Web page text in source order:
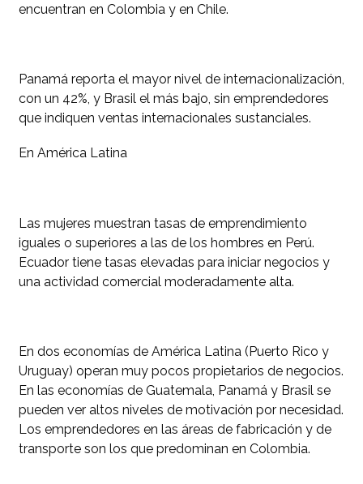
encuentran en Colombia y en Chile.
Panamá reporta el mayor nivel de internacionalización,
con un 42%, y Brasil el más bajo, sin emprendedores
que indiquen ventas internacionales sustanciales.
En América Latina
Las mujeres muestran tasas de emprendimiento
iguales o superiores a las de los hombres en Perú.
Ecuador tiene tasas elevadas para iniciar negocios y
una actividad comercial moderadamente alta.
En dos economías de América Latina (Puerto Rico y
Uruguay) operan muy pocos propietarios de negocios.
En las economías de Guatemala, Panamá y Brasil se
pueden ver altos niveles de motivación por necesidad.
Los emprendedores en las áreas de fabricación y de
transporte son los que predominan en Colombia.